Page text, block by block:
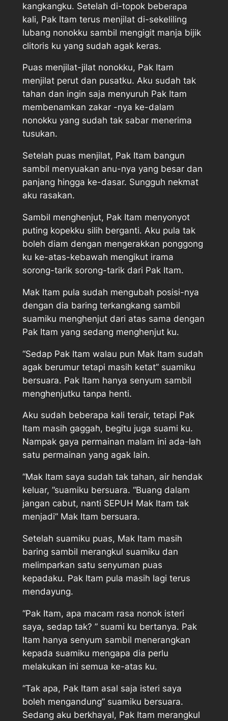
kangkangku. Setelah di-topok beberapa
kali, Pak Itam terus menjilat di-sekeliling
lubang nonokku sambil mengigit manja bijik
clitoris ku yang sudah agak keras.
Puas menjilat-jilat nonokku, Pak Itam
menjilat perut dan pusatku. Aku sudah tak
tahan dan ingin saja menyuruh Pak Itam
membenamkan zakar -nya ke-dalam
nonokku yang sudah tak sabar menerima
tusukan.
Setelah puas menjilat, Pak Itam bangun
sambil menyuakan anu-nya yang besar dan
panjang hingga ke-dasar. Sungguh nekmat
aku rasakan.
Sambil menghenjut, Pak Itam menyonyot
puting kopekku silih berganti. Aku pula tak
boleh diam dengan mengerakkan ponggong
ku ke-atas-kebawah mengikut irama
sorong-tarik sorong-tarik dari Pak Itam.
Mak Itam pula sudah mengubah posisi-nya
dengan dia baring terkangkang sambil
suamiku menghenjut dari atas sama dengan
Pak Itam yang sedang menghenjut ku.
“Sedap Pak Itam walau pun Mak Itam sudah
agak berumur tetapi masih ketat” suamiku
bersuara. Pak Itam hanya senyum sambil
menghenjutku tanpa henti.
Aku sudah beberapa kali terair, tetapi Pak
Itam masih gaggah, begitu juga suami ku.
Nampak gaya permainan malam ini ada-lah
satu permainan yang agak lain.
“Mak Itam saya sudah tak tahan, air hendak
keluar, ”suamiku bersuara. “Buang dalam
jangan cabut, nanti SEPUH Mak Itam tak
menjadi” Mak Itam bersuara.
Setelah suamiku puas, Mak Itam masih
baring sambil merangkul suamiku dan
melimparkan satu senyuman puas
kepadaku. Pak Itam pula masih lagi terus
mendayung.
“Pak Itam, apa macam rasa nonok isteri
saya, sedap tak? ” suami ku bertanya. Pak
Itam hanya senyum sambil menerangkan
kepada suamiku mengapa dia perlu
melakukan ini semua ke-atas ku.
“Tak apa, Pak Itam asal saja isteri saya
boleh mengandung” suamiku bersuara.
Sedang aku berkhayal, Pak Itam merangkul